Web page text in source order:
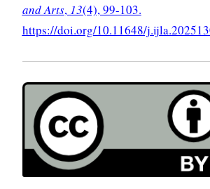
and Arts, 13(4), 99-103.
https://doi.org/10.11648/